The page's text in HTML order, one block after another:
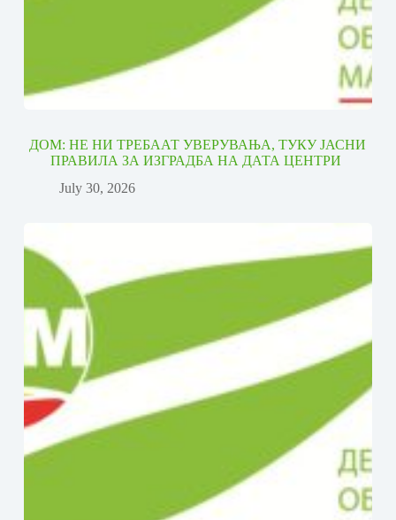
ДОМ: НЕ НИ ТРЕБААТ УВЕРУВАЊА, ТУКУ ЈАСНИ
ПРАВИЛА ЗА ИЗГРАДБА НА ДАТА ЦЕНТРИ
July 30, 2026